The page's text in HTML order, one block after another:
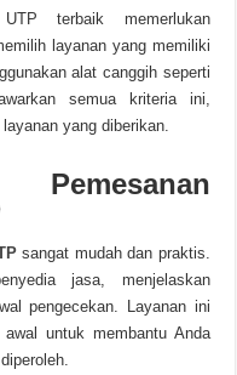
terbaik memerlukan
layanan yang memiliki
alat canggih seperti
semua kriteria ini,
yang diberikan.
Pemesanan
sangat mudah dan praktis.
jasa, menjelaskan
pengecekan. Layanan ini
untuk membantu Anda